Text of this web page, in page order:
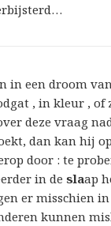
in een droom
, in kleur , of
deze vraag
dan kan hij
door : te
in deslaap
er misschien
kunnen